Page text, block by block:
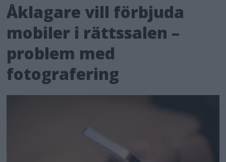
Åklagare vill förbjuda
mobiler i rättssalen –
problem med
fotografering